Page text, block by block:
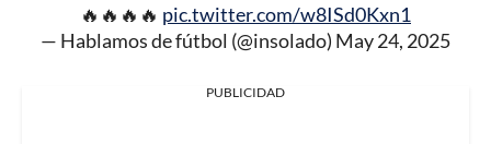
🔥🔥🔥🔥 pic.twitter.com/w8ISd0Kxn1
— Hablamos de fútbol (@insolado) May 24, 2025
PUBLICIDAD